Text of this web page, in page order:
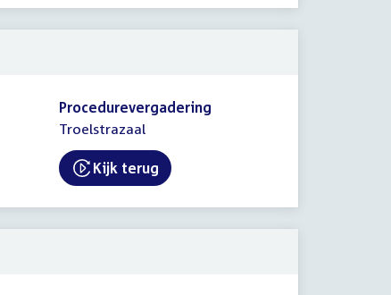
Procedurevergadering
Troelstrazaal
External link:
Kijk terug